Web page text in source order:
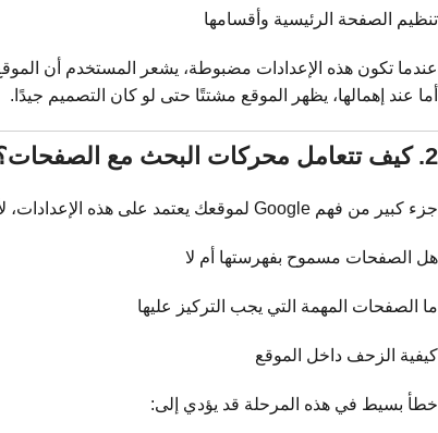
تنظيم الصفحة الرئيسية وأقسامها
عندما تكون هذه الإعدادات مضبوطة، يشعر المستخدم أن
أما عند إهمالها، يظهر الموقع مشتتًا حتى لو كان التصميم جيدًا.
2. كيف تتعامل محركات البحث مع الصفحات؟
جزء كبير من فهم Google لموقعك يعتمد على هذه الإعدادات، لأنها تحدد:
هل الصفحات مسموح بفهرستها أم لا
ما الصفحات المهمة التي يجب التركيز عليها
كيفية الزحف داخل الموقع
خطأ بسيط في هذه المرحلة قد يؤدي إلى: